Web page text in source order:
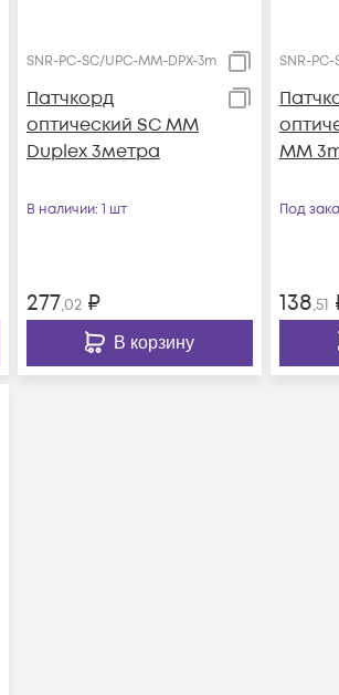
SNR-PC-SC/UPC-MM-DPX-3m
Патчкорд
оптический SC MM
Duplex 3метра
В наличии: 1 шт
277,02₽
В корзину
SNR-
MM
Под
138,51